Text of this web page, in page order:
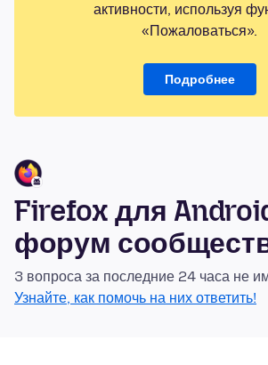
активности, используя
«Пожаловаться».
Подробнее
Firefox для
форум
3 вопроса за последние 24 часа не
Узнайте, как помочь на них ответить!